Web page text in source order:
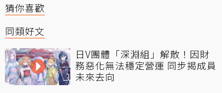
猜你喜歡
同類好文
日V團體「深淵組」解散！因財
務惡化無法穩定營運 同步揭成員
未來去向